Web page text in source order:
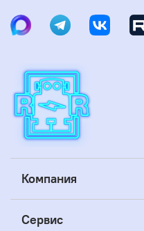
Компания
Сервис